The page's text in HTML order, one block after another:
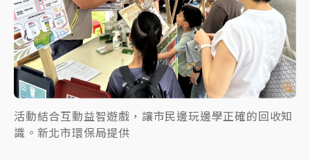
活動結合互動益智遊戲，讓市民邊玩邊學正確的回收知
識。新北市環保局提供